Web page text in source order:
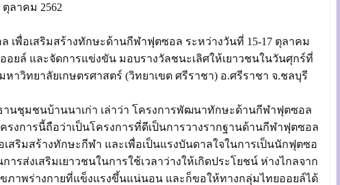
ลาคม 2562
เพื่อเสริมสร้างทักษะด้านกีฬาฟุตซอล ระหว่างวันที่ 15-17 ตุลาคม
ยล์ และจัดการแข่งขัน มอบรางวัลชนะเลิศให้เยาวชนในวันศุกร์ที่
วิทยาลัยเกษตรศาสตร์ (วิทยาเขต ศรีราชา) อ.ศรีราชา จ.ชลบุรี
นชุมชนบ้านนาเก่า เล่าว่า โครงการพัฒนาทักษะด้านกีฬาฟุตซอล
รงการนี้ถือว่าเป็นโครงการที่ดีเป็นการวางรากฐานด้านกีฬาฟุตซอล
สริมสร้างทักษะกีฬา และเพื่อเป็นแรงบันดาลใจในการเป็นนักฟุตซอ
รส่งเสริมเยาวชนในการใช้เวลาว่างให้เกิดประโยชน์ ห่างไกลจาก
ภาพร่างกายที่แข็งแรงขึ้นแน่นอน และก็ขอให้ทางกลุ่มไทยออยล์ได้